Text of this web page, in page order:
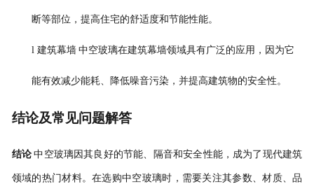
断等部位，提高住宅的舒适度和节能性能。
l 建筑幕墙 中空玻璃在建筑幕墙领域具有广泛的应用，因为它
能有效减少能耗、降低噪音污染，并提高建筑物的安全性。
结论及常见问题解答
结论 中空玻璃因其良好的节能、隔音和安全性能，成为了现代建筑
领域的热门材料。在选购中空玻璃时，需要关注其参数、材质、品